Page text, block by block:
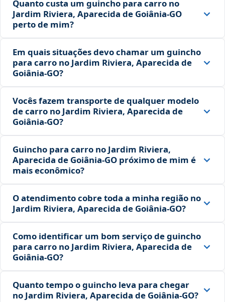
Quanto custa um guincho para carro no
Jardim Riviera, Aparecida de Goiânia‑GO
perto de mim?
Em quais situações devo chamar um guincho
para carro no Jardim Riviera, Aparecida de
Goiânia‑GO?
Vocês fazem transporte de qualquer modelo
de carro no Jardim Riviera, Aparecida de
Goiânia‑GO?
Guincho para carro no Jardim Riviera,
Aparecida de Goiânia‑GO próximo de mim é
mais econômico?
O atendimento cobre toda a minha região no
Jardim Riviera, Aparecida de Goiânia‑GO?
Como identificar um bom serviço de guincho
para carro no Jardim Riviera, Aparecida de
Goiânia‑GO?
Quanto tempo o guincho leva para chegar
no Jardim Riviera, Aparecida de Goiânia‑GO?